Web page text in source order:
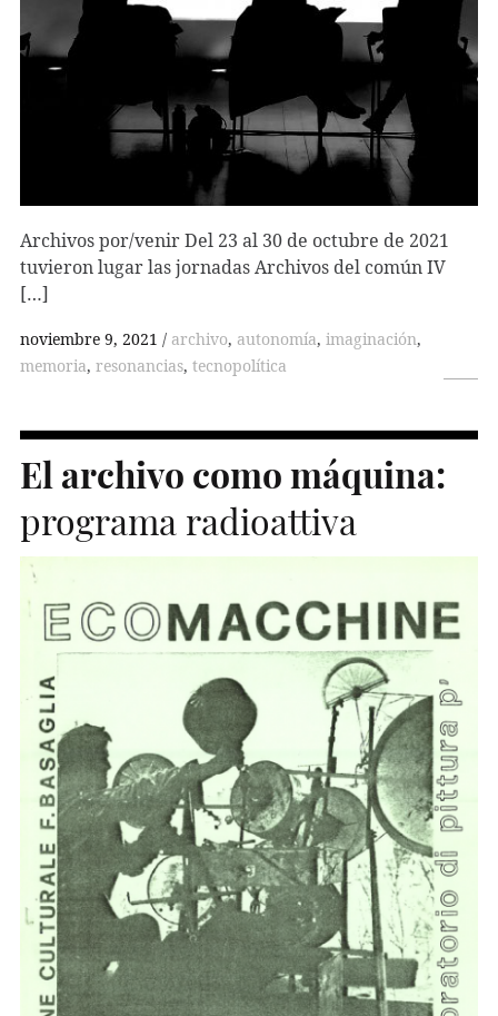
Archivos por/venir Del 23 al 30 de octubre de 2021
tuvieron lugar las jornadas Archivos del común IV
[…]
noviembre 9, 2021 archivo, autonomía, imaginación,
memoria, resonancias, tecnopolítica
El archivo como máquina:
programa radioattiva